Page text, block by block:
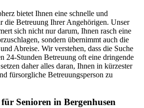
bietet Ihnen eine schnelle und
die Betreuung Ihrer Angehörigen. Unser
sich nicht nur darum, Ihnen rasch eine
sondern übernimmt auch die
Abreise. Wir verstehen, dass die Suche
24-Stunden Betreuung oft eine dringende
daher alles daran, Ihnen in kürzester
fürsorgliche Betreuungsperson zu
Senioren in Bergenhusen